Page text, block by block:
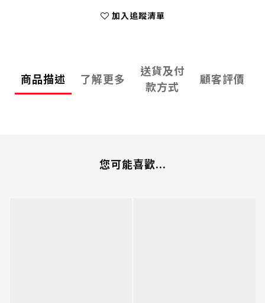
加入追蹤清單
商品描述 了解更多
送貨及付
款方式
顧客評價
您可能喜歡...